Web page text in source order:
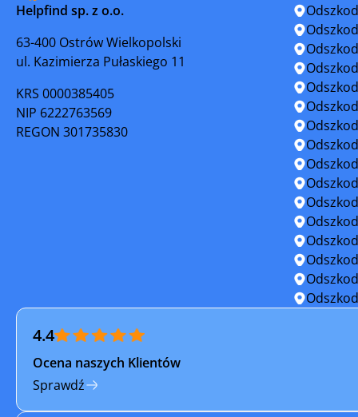
Mogilno
Nakło nad Notecią Nieszawa
Okonek Osiek
Przedecz
Rypin
Solec
Ślesin
Tuchola
Włocławek
Helpfind sp. z o.o.
63-400 Ostrów Wielkopolski
ul. Kazimierza Pułaskiego 11
KRS 0000385405
NIP 6222763569
REGON 301735830
4.4
Ocena naszych Klientów
Sprawdź